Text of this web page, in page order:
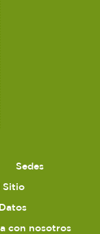
Sedes
Sitio
con nosotros